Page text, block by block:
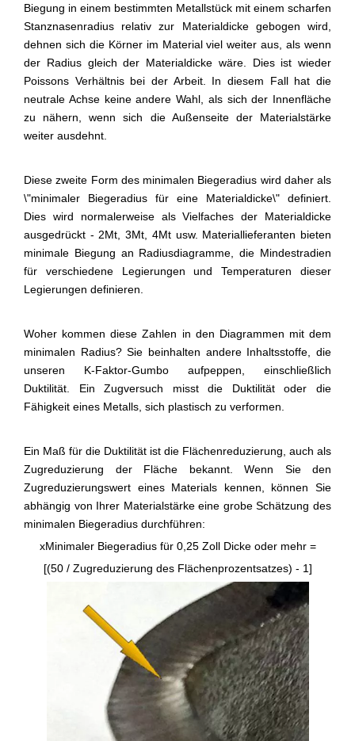
Biegung in einem bestimmten Metallstück mit einem scharfen
Stanznasenradius relativ zur Materialdicke gebogen wird,
dehnen sich die Körner im Material viel weiter aus, als wenn
der Radius gleich der Materialdicke wäre. Dies ist wieder
Poissons Verhältnis bei der Arbeit. In diesem Fall hat die
neutrale Achse keine andere Wahl, als sich der Innenfläche
zu nähern, wenn sich die Außenseite der Materialstärke
weiter ausdehnt.
Diese zweite Form des minimalen Biegeradius wird daher als
\"minimaler Biegeradius für eine Materialdicke\" definiert.
Dies wird normalerweise als Vielfaches der Materialdicke
ausgedrückt - 2Mt, 3Mt, 4Mt usw. Materiallieferanten bieten
minimale Biegung an Radiusdiagramme, die Mindestradien
für verschiedene Legierungen und Temperaturen dieser
Legierungen definieren.
Woher kommen diese Zahlen in den Diagrammen mit dem
minimalen Radius? Sie beinhalten andere Inhaltsstoffe, die
unseren K-Faktor-Gumbo aufpeppen, einschließlich
Duktilität. Ein Zugversuch misst die Duktilität oder die
Fähigkeit eines Metalls, sich plastisch zu verformen.
Ein Maß für die Duktilität ist die Flächenreduzierung, auch als
Zugreduzierung der Fläche bekannt. Wenn Sie den
Zugreduzierungswert eines Materials kennen, können Sie
abhängig von Ihrer Materialstärke eine grobe Schätzung des
minimalen Biegeradius durchführen:
xMinimaler Biegeradius für 0,25 Zoll Dicke oder mehr =
[(50 / Zugreduzierung des Flächenprozentsatzes) - 1]